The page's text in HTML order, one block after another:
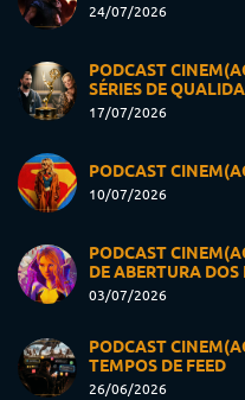
24/07/2026
PODCAST
SÉRIES DE
17/07/2026
PODCAST
10/07/2026
PODCAST
DE ABERTURA DOS
03/07/2026
PODCAST
TEMPOS DE FEED
26/06/2026